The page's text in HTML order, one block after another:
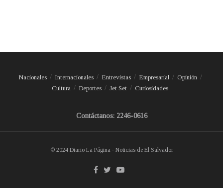
Nacionales Internacionales Entrevistas Empresarial
Opinión
Cultura
Deportes Jet Set Curiosidades
Contáctanos: 2246-0616
© 2024 Diario La Página - Noticias de El Salvador